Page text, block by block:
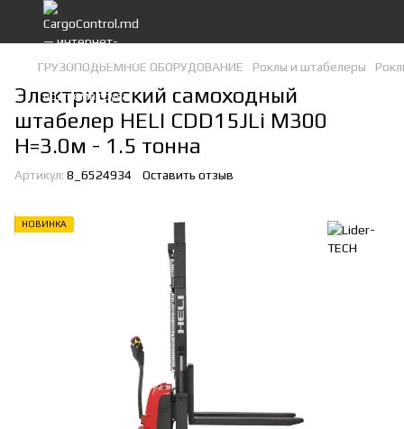
ГРУЗОПОДЬЕМНОЕ ОБОРУДОВАНИЕ Роклы и штабелеры
Электрический самоходный
штабелер HELI CDD15JLi M300
H=3.0м - 1.5 тонна
Артикул: 8_6524934 Оставить отзыв
НОВИНКА